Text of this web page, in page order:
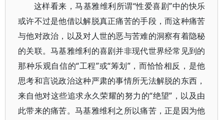
这样看来，马基雅维利所谓“性爱喜剧”中的快乐
或许不过是他借以解脱真正痛苦的手段，而这种痛苦
与他对政治，以及对人世的恶与苦难的洞察有着隐秘
的关联。马基雅维利的喜剧并非现代世界经常见到的
那种乐观自信的“工程”或“筹划”，而恰恰相反，是他
思考和言说政治这种严肃的事情所无法解脱的东西，
来自他对这些追求永久荣耀的努力的“绝望”，以及由
此带来的痛苦。马基雅维利之所以痛苦，正是因为他